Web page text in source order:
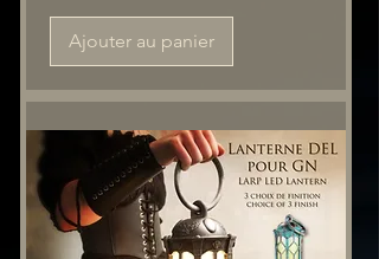
Ajouter au panier